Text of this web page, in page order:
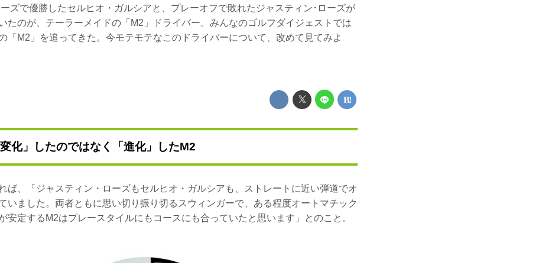
ズで優勝したセルヒオ・ガルシアと、プレーオフで敗れたジャスティン･ローズが
たのが、テーラーメイドの「M2」ドライバー。みんなのゴルフダイジェストでは
「M2」を追ってきた。今モテモテなこのドライバーについて、改めて見てみよ
化」したのではなく「進化」したM2
ば、「ジャスティン・ローズもセルヒオ・ガルシアも、ストレートに近い弾道でオ
いました。両者ともに思い切り振り切るスウィンガーで、ある程度オートマチック
安定するM2はプレースタイルにもコースにも合っていたと思います」とのこと。